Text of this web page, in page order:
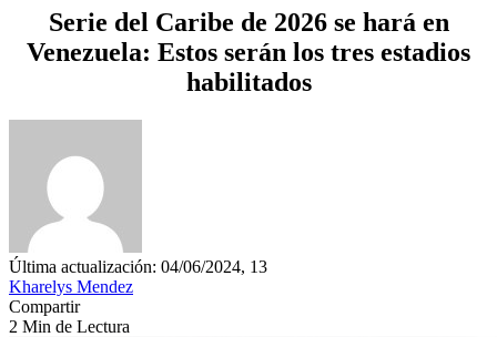
Serie del Caribe de 2026 se hará en
Venezuela: Estos serán los tres estadios
habilitados
Última actualización: 04/06/2024, 13
Kharelys Mendez
Compartir
2 Min de Lectura